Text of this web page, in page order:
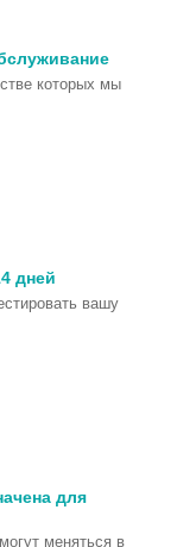
которых мы
дней
вашу
для
меняться в